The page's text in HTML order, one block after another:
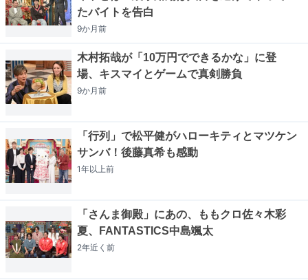
たバイトを告白
9か月前
木村拓哉が「10万円でできるかな」に登
場、キスマイとゲームで真剣勝負
9か月前
「行列」で松平健がハローキティとマツケン
サンバ！後藤真希も感動
1年以上前
「さんま御殿」にあの、ももクロ佐々木彩
夏、FANTASTICS中島颯太
2年近く 前